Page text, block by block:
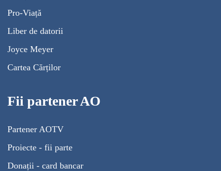
Pro-Viață
Liber de datorii
Joyce Meyer
Cartea Cărților
Fii partener AO
Partener AOTV
Proiecte - fii parte
Donații - card bancar